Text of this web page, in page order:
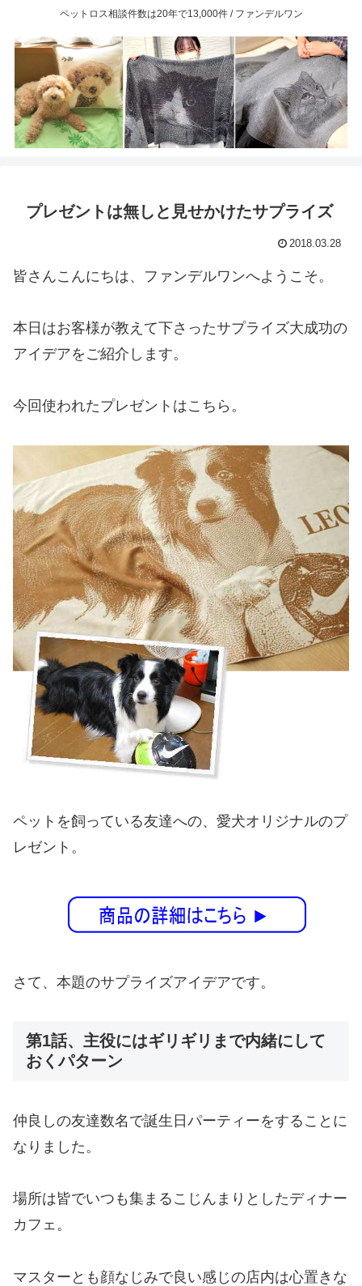
ペットロス相談件数は20年で13,000件 / ファンデルワン
プレゼントは無しと見せかけたサプライズ
2018.03.28
皆さんこんにちは、ファンデルワンへようこそ。
本日はお客様が教えて下さったサプライズ大成功の
アイデアをご紹介します。
今回使われたプレゼントはこちら。
ペットを飼っている友達への、愛犬オリジナルのプ
レゼント。
さて、本題のサプライズアイデアです。
第1話、主役にはギリギリまで内緒にして
おくパターン
仲良しの友達数名で誕生日パーティーをすることに
なりました。
場所は皆でいつも集まるこじんまりとしたディナー
カフェ。
マスターとも顔なじみで良い感じの店内は心置きな